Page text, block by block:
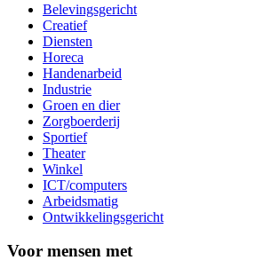
Belevingsgericht
Creatief
Diensten
Horeca
Handenarbeid
Industrie
Groen en dier
Zorgboerderij
Sportief
Theater
Winkel
ICT/computers
Arbeidsmatig
Ontwikkelingsgericht
Voor mensen met